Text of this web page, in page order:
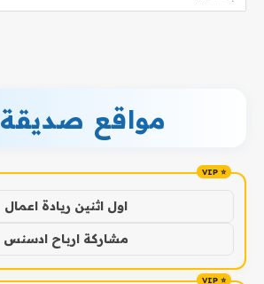
مواقع صديقة
اول اثنين ريادة اعمال
مشاركة ارباح ادسنس